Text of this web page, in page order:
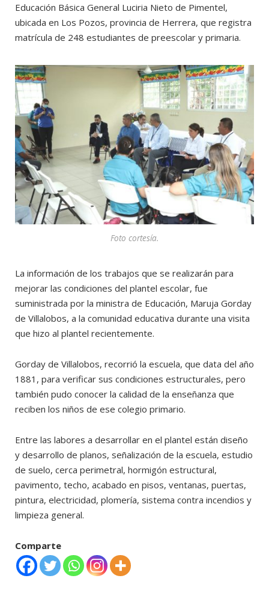
Educación Básica General Luciria Nieto de Pimentel,
ubicada en Los Pozos, provincia de Herrera, que registra
matrícula de 248 estudiantes de preescolar y primaria.
Foto cortesía.
La información de los trabajos que se realizarán para
mejorar las condiciones del plantel escolar, fue
suministrada por la ministra de Educación, Maruja Gorday
de Villalobos, a la comunidad educativa durante una visita
que hizo al plantel recientemente.
Gorday de Villalobos, recorrió la escuela, que data del año
1881, para verificar sus condiciones estructurales, pero
también pudo conocer la calidad de la enseñanza que
reciben los niños de ese colegio primario.
Entre las labores a desarrollar en el plantel están diseño
y desarrollo de planos, señalización de la escuela, estudio
de suelo, cerca perimetral, hormigón estructural,
pavimento, techo, acabado en pisos, ventanas, puertas,
pintura, electricidad, plomería, sistema contra incendios y
limpieza general.
Comparte